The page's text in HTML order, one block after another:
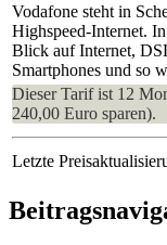
Vodafone steht in
Highspeed-Internet.
Blick auf Internet,
Smartphones und so
Dieser Tarif ist 12
240,00 Euro sparen).
Letzte